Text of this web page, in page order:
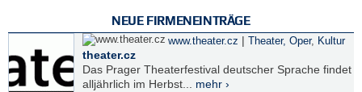
NEUE FIRMENEINTRÄGE
www.theater.cz | Theater, Oper, Kultur
theater.cz
Das Prager Theaterfestival deutscher Sprache findet
alljährlich im Herbst... mehr ›